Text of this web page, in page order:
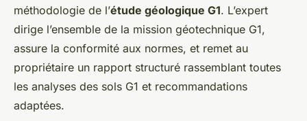
méthodologie de l’étude géologique G1. L’expert
dirige l’ensemble de la mission géotechnique G1,
assure la conformité aux normes, et remet au
propriétaire un rapport structuré rassemblant toutes
les analyses des sols G1 et recommandations
adaptées.